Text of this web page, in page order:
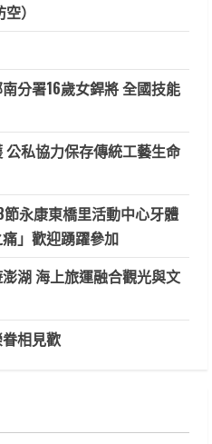
）
分署16歲女銲將 全國技能
私協力保存傳統工藝生命
節永康東橋里活動中心牙體
」歡迎踴躍參加
湖 海上旅運融合觀光與文
相見歡